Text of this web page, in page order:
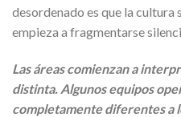
desordenado es que la
empieza a fragmentarse
Las áreas comienzan a
distinta. Algunos equipos
completamente diferentes a